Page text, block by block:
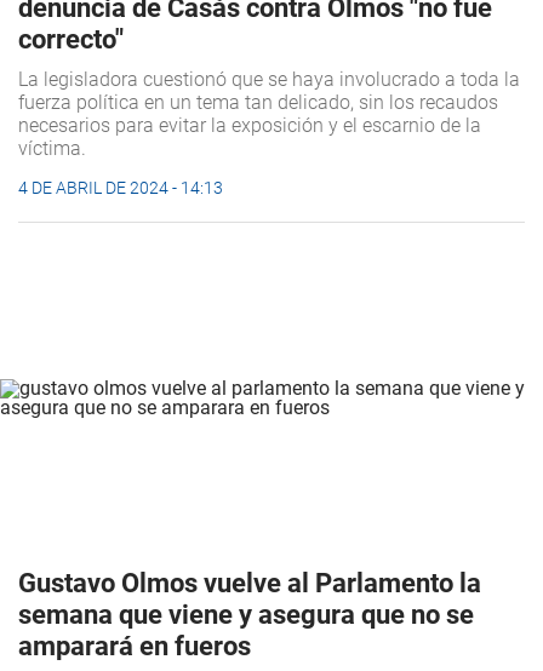
denuncia de Casás contra Olmos "no fue
correcto"
La legisladora cuestionó que se haya involucrado a toda la
fuerza política en un tema tan delicado, sin los recaudos
necesarios para evitar la exposición y el escarnio de la
víctima.
4 DE ABRIL DE 2024 - 14:13
Gustavo Olmos vuelve al Parlamento la
semana que viene y asegura que no se
amparará en fueros